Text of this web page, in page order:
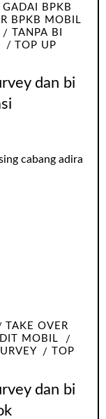
GADAI BPKB
BPKB MOBIL
TANPA BI
TOP UP
dan bi
TAKE OVER
MOBIL
TOP
dan bi